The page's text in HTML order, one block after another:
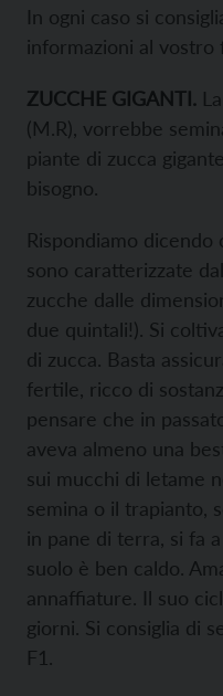
In ogni caso si
informazioni al vostro
ZUCCHE GIGANTI.
(M.R), vorrebbe
piante di zucca
bisogno.
Rispondiamo dicendo
sono caratterizzate
zucche dalle
due quintali!). Si
di zucca. Basta
fertile, ricco di
pensare che in
aveva almeno una
sui mucchi di letame
semina o il trapianto,
in pane di terra, si fa
suolo è ben caldo.
annaffiature. Il suo
giorni. Si consiglia di
F1.